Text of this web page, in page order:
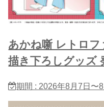
あかね噺 レトロ
描き下ろしグッズ
期間 : 2026年8月7日〜